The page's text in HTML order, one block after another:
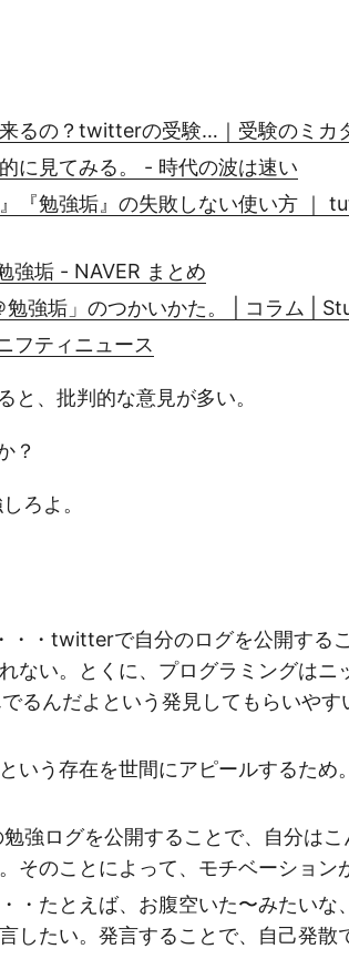
るの？twitterの受験…｜受験のミカ
に見てみる。 - 時代の波は速い
『勉強垢』の失敗しない使い方 ｜
強垢 - NAVER まとめ
強垢」のつかいかた。 | コラム |
フティニュース
と、批判的な意見が多い。
？
ろよ。
・・twitterで自分のログを公開する
ない。とくに、プログラミングはニ
るんだよという発見してもらいやす
いう存在を世間にアピールするため
強ログを公開することで、自分はこ
そのことによって、モチベーション
・たとえば、お腹空いた〜みたいな
したい。発言することで、自己発散